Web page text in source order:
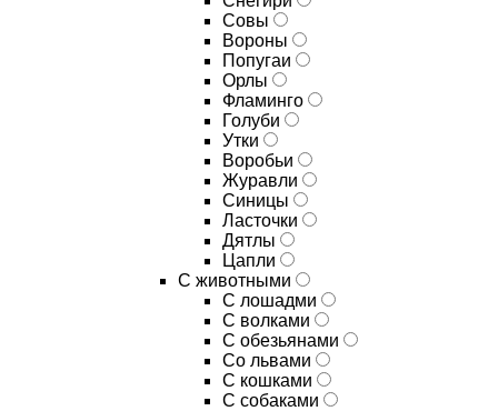
Совы
Вороны
Попугаи
Орлы
Фламинго
Голуби
Утки
Воробьи
Журавли
Синицы
Ласточки
Дятлы
Цапли
С животными
С лошадми
С волками
С обезьянами
Со львами
С кошками
С собаками